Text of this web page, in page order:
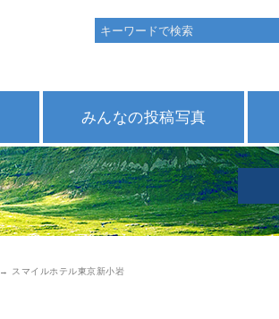
みんなの投稿写真
→ スマイルホテル東京新小岩